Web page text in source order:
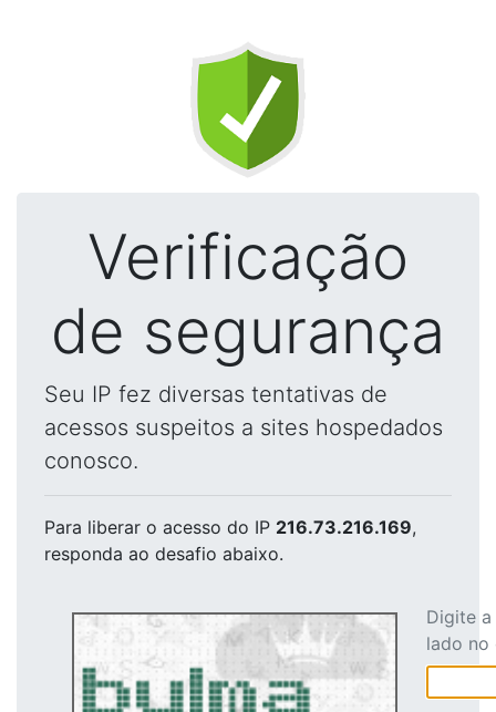
Verificação
de segurança
Seu IP fez diversas tentativas de
acessos suspeitos a sites hospedados
conosco.
Para liberar o acesso do IP 216.73.216.169,
responda ao desafio abaixo.
Digite
lado no